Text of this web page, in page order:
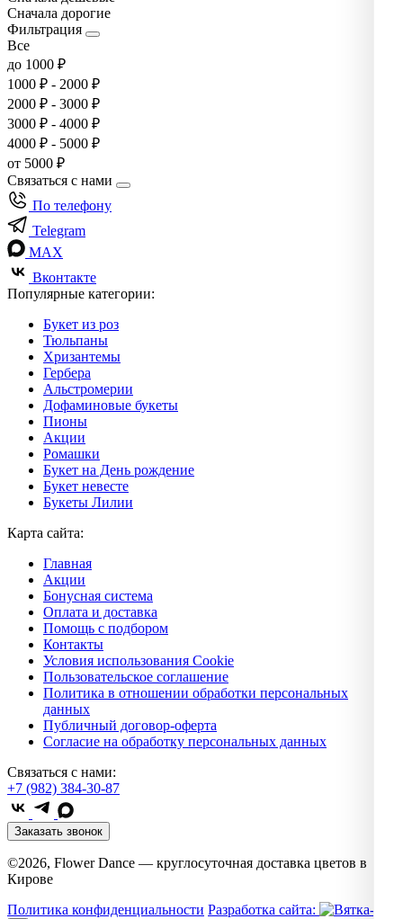
Сначала дорогие
Фильтрация
Все
до 1000 ₽
1000 ₽ - 2000 ₽
2000 ₽ - 3000 ₽
3000 ₽ - 4000 ₽
4000 ₽ - 5000 ₽
от 5000 ₽
Связаться с нами
По телефону
Telegram
MAX
Вконтакте
Популярные категории:
Букет из роз
Тюльпаны
Хризантемы
Гербера
Альстромерии
Дофаминовые букеты
Пионы
Акции
Ромашки
Букет на День рождение
Букет невесте
Букеты Лилии
Карта сайта:
Главная
Акции
Бонусная система
Оплата и доставка
Помощь с подбором
Контакты
Условия использования Cookie
Пользовательское соглашение
Политика в отношении обработки персональных
данных
Публичный договор-оферта
Согласие на обработку персональных данных
Связаться с нами:
+7 (982) 384-30-87
Заказать звонок
©2026, Flower Dance — круглосуточная доставка цветов в
Кирове
Политика конфиденциальности Разработка сайта: